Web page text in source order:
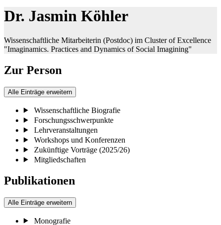
Dr. Jasmin Köhler
Wissenschaftliche Mitarbeiterin (Postdoc) im Cluster of Excellence
"Imaginamics. Practices and Dynamics of Social Imagining"
Zur Person
Alle Einträge erweitern
Wissenschaftliche Biografie
Forschungsschwerpunkte
Lehrveranstaltungen
Workshops und Konferenzen
Zukünftige Vorträge (2025/26)
Mitgliedschaften
Publikationen
Alle Einträge erweitern
Monografie